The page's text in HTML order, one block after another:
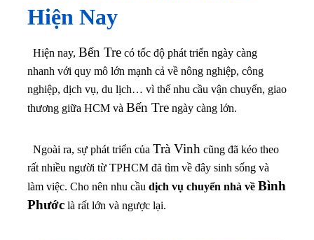
Hiện Nay
Hiện nay, Bến Tre có tốc độ phát triển ngày càng
nhanh với quy mô lớn mạnh cả về nông nghiệp, công
nghiệp, dịch vụ, du lịch… vì thế nhu cầu vận chuyển, giao
thương giữa HCM và Bến Tre ngày càng lớn.
Ngoài ra, sự phát triển của Trà Vinh cũng đã kéo theo
rất nhiều người từ TPHCM đã tìm về đây sinh sống và
làm việc. Cho nên nhu cầu dịch vụ chuyển nhà về Bình
Phước là rất lớn và ngược lại.